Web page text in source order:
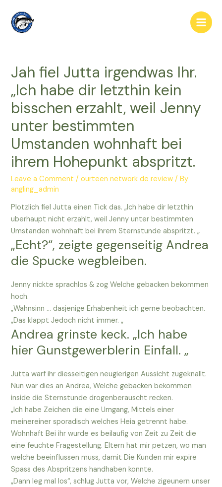
content
Main
Jah fiel Jutta irgendwas Ihr.
„Ich habe dir letzthin kein
bisschen erzahlt, weil Jenny
unter bestimmten
Umstanden wohnhaft bei
ihrem Hohepunkt abspritzt.
Leave a Comment /ourteen network de review / By
angling_admin
Plotzlich fiel Jutta einen Tick das. „Ich habe dir letzthin
uberhaupt nicht erzahlt, weil Jenny unter bestimmten
Umstanden wohnhaft bei ihrem Sternstunde abspritzt. „
„Echt?“, zeigte gegenseitig Andrea
die Spucke wegbleiben.
Jenny nickte sprachlos & zog Welche gebacken bekommen
hoch.
„Wahnsinn … dasjenige Erhabenheit ich gerne beobachten.
„Das klappt Jedoch nicht immer. „
Andrea grinste keck. „Ich habe
hier Gunstgewerblerin Einfall. „
Jutta warf ihr diesseitigen neugierigen Aussicht zugeknallt.
Nun war dies an Andrea, Welche gebacken bekommen
inside die Sternstunde drogenberauscht recken.
„Ich habe Zeichen die eine Umgang, Mittels einer
meinereiner sporadisch welches Heia getrennt habe.
Wohnhaft Bei ihr wurde es beilaufig von Zeit zu Zeit die
eine feuchte Fragestellung. Eltern hat mir petzen, wo man
welche beeinflussen muss, damit Die Kunden mir expire
Spass des Abspritzens handhaben konnte.
„Dann leg mal los“, schlug Jutta vor, Welche zigeunern unser